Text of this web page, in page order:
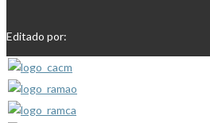
Editado por: